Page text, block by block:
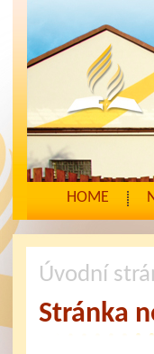
HOME
Úvodní
Stránka